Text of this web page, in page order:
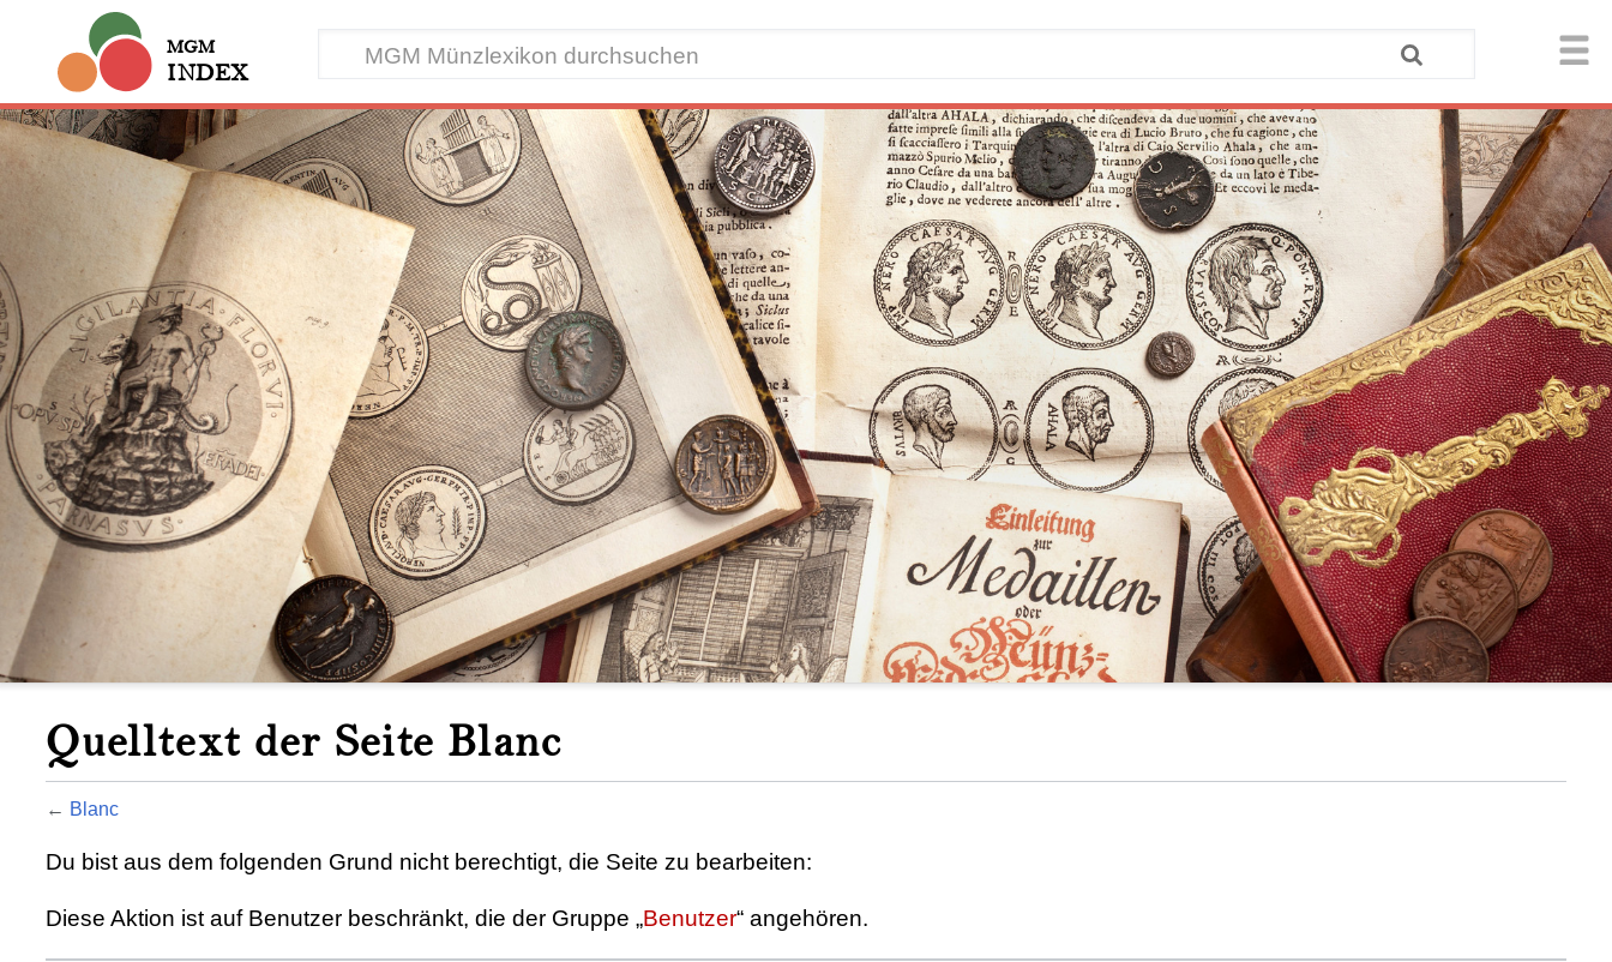
MGM
INDEX
Quelltext der Seite Blanc
← Blanc
Du bist aus dem folgenden Grund nicht berechtigt, die Seite zu bearbeiten:
Diese Aktion ist auf Benutzer beschränkt, die der Gruppe „Benutzer“ angehören.